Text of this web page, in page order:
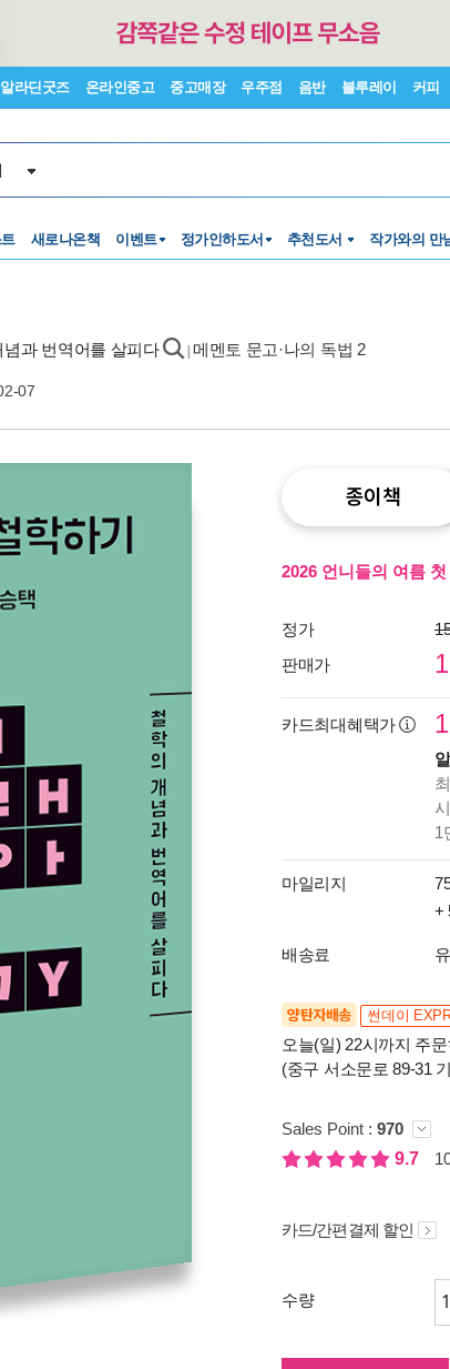
알라딘굿즈 온라인중고 중고매장 우주점 음반 블루레이 커피
새로나온책 이벤트 정가인하도서 추천도서 작가와의 만
념과 번역어를 살피다 메멘토 문고·나의 독법 2
07
종이책
2026 언니들의 여름
정가
판매가
카드최대혜택가
1
마일리지
+
배송료
양탄자배송 썬데이
오늘(일) 22시까지 주
(중구 서소문로 89-31
Sales Point : 970
9.7
카드/간편결제 할인
수량